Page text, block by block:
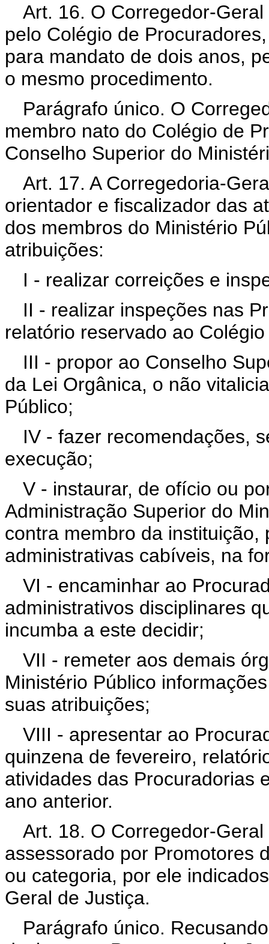
Art. 16. O Corregedor-
pelo Colégio de
para mandato de dois anos,
o mesmo procedimento.
Parágrafo único. O
membro nato do Colégio de
Conselho Superior do
Art. 17. A Corregedoria-
orientador e fiscalizador das
dos membros do Ministério
atribuições:
I - realizar correições e
II - realizar inspeções nas
relatório reservado ao
III - propor ao Conselho
da Lei Orgânica, o não
Público;
IV - fazer recomendações,
execução;
V - instaurar, de ofício ou
Administração Superior do
contra membro da
administrativas cabíveis, na
VI - encaminhar ao
administrativos disciplinares
incumba a este decidir;
VII - remeter aos demais
Ministério Público
suas atribuições;
VIII - apresentar ao
quinzena de fevereiro,
atividades das Procuradorias
ano anterior.
Art. 18. O Corregedor-
assessorado por Promotores
ou categoria, por ele
Geral de Justiça.
Parágrafo único.